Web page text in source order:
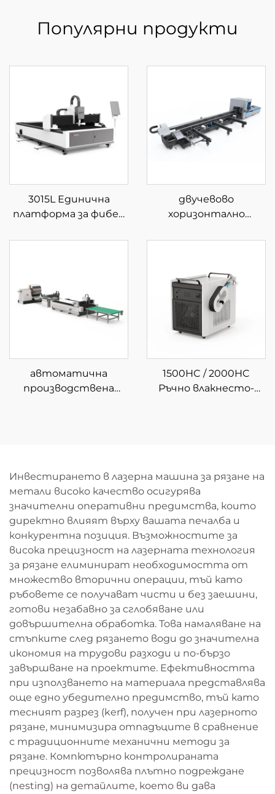
Популярни продукти
3015L Единична
платформа за фибер
двучевово
хоризонтално
рязане на тръби с
зареждане
автоматична
производствена
1500HC / 2000HC
Ръчно влакнесто-
Инвестирането в лазерна машина за рязане на
метали високо качество осигурява
значителни оперативни предимства, които
директно влияят върху вашата печалба и
конкурентна позиция. Възможностите за
висока прецизност на лазерната технология
за рязане елиминират необходимостта от
множество вторични операции, тъй като
ръбовете се получават чисти и без заешини,
готови незабавно за сглобяване или
довършителна обработка. Това намаляване на
стъпките след рязането води до значителна
икономия на трудови разходи и по-бързо
завършване на проектите. Ефективността
при използването на материала представлява
още едно убедително предимство, тъй като
тесният разрез (kerf), получен при лазерното
рязане, минимизира отпадъците в сравнение
с традиционните механични методи за
рязане. Компютърно контролираната
прецизност позволява плътно подреждане
(nesting) на детайлите, което ви дава